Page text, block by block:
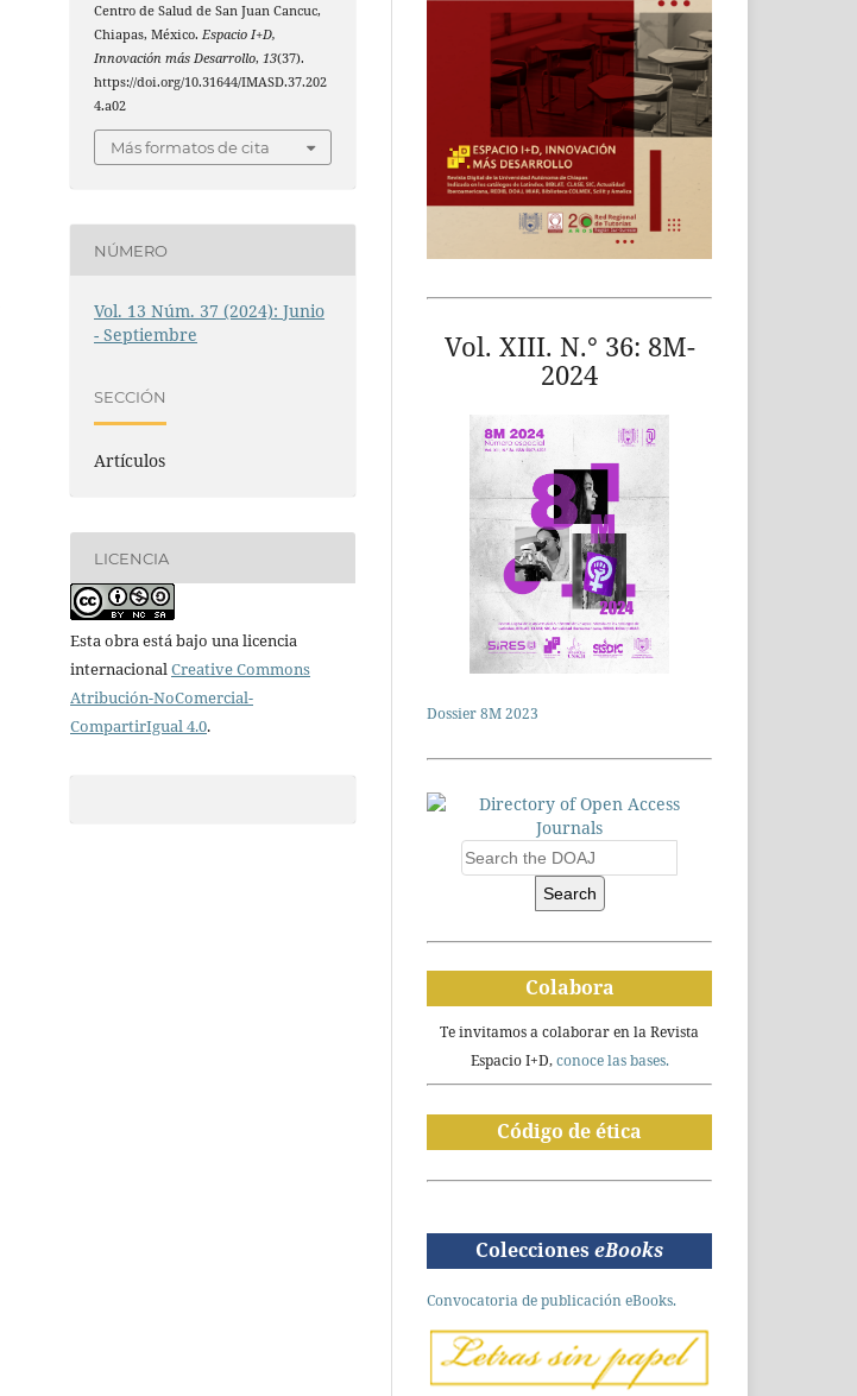
Centro de Salud de San Juan Cancuc,
Chiapas, México. Espacio I+D,
Innovación más Desarrollo, 13(37).
https://doi.org/10.31644/IMASD.37.202
4.a02
Más formatos de cita
NÚMERO
Vol. 13 Núm. 37 (2024): Junio
- Septiembre
SECCIÓN
Artículos
LICENCIA
Esta obra está bajo una licencia
internacionalCreative Commons
Atribución-NoComercial-
CompartirIgual 4.0.
Vol. XIII. N.° 36: 8M-
2024
Dossier 8M 2023
Search
Colabora
Te invitamos a colaborar en la Revista
Espacio I+D,conoce las bases.
Código de ética
Colecciones eBooks
Convocatoria de publicación eBooks.